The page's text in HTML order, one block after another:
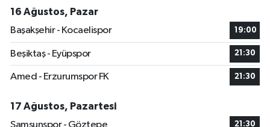
16 Ağustos, Pazar
Başakşehir - Kocaelispor
19:00
Beşiktaş - Eyüpspor 21:30
Amed - Erzurumspor FK 21:30
17 Ağustos, Pazartesi
Samsunspor - Göztepe
21:30